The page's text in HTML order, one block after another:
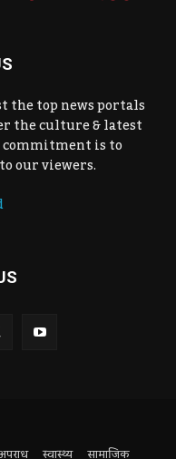
top news portals
the culture & latest
is to
our viewers.
स्वास्थ्य सामाजिक